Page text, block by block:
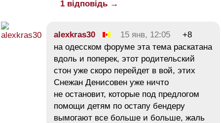
1 відповідь →
alexkras30 15 янв, 12:05
+8
на одесском форуме эта тема раскатана
вдоль и поперек, этот родительский
стон уже скоро перейдет в вой, этих
Снежан Денисовен уже ничто
не остановит, которые под предлогом
помощи детям по остапу бендеру
вымогают все больше и больше, жаль